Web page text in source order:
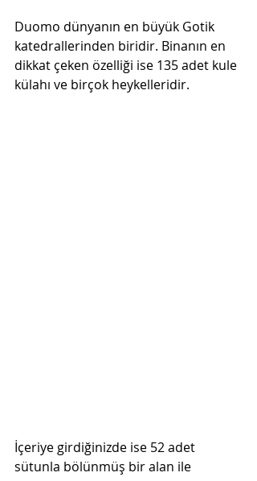
Duomo dünyanın en büyük Gotik
katedrallerinden biridir. Binanın en
dikkat çeken özelliği ise 135 adet kule
külahı ve birçok heykelleridir.
İçeriye girdiğinizde ise 52 adet
sütunla bölünmüş bir alan ile